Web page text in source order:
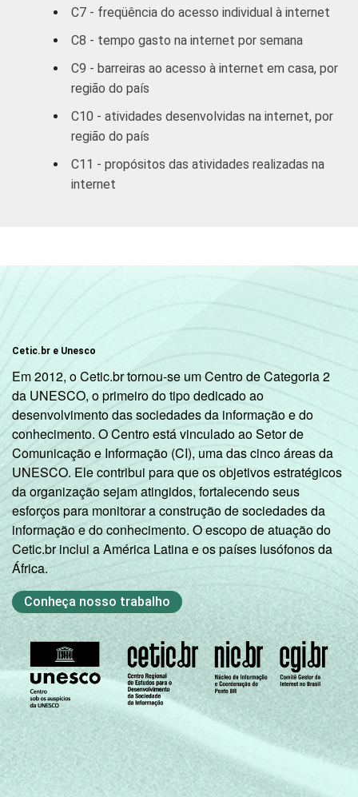
R$501-
66,75 45,78
R$1001-
68,85 50,48
R$1801 OU
GRAU DE
2
incompleto
68,45 46,25
Fundamental
2
completo
68,77 42,75
Médio
incompleto
71,77 58,87
completo
Universitário
incompleto
68,31 68,88
Universitário
completo
68,62 53,27
Masculino 72,62 44,22
Feminino 67,83
C7 - freqüência do acesso individual à internet
C8 - tempo gasto na internet por semana
C9 - barreiras ao acesso à internet em casa, por
região do país
C10 - atividades desenvolvidas na internet, por
região do país
C11 - propósitos das atividades realizadas na
internet
Cetic.br e Unesco
Em 2012, o Cetic.br tornou-se um Centro de Categoria 2
da UNESCO, o primeiro do tipo dedicado ao
desenvolvimento das sociedades da informação e do
conhecimento. O Centro está vinculado ao Setor de
Comunicação e Informação (CI), uma das cinco áreas da
UNESCO. Ele contribui para que os objetivos estratégicos
da organização sejam atingidos, fortalecendo seus
esforços para monitorar a construção de sociedades da
informação e do conhecimento. O escopo de atuação do
Cetic.br inclui a América Latina e os países lusófonos da
África.
Conheça nosso trabalho